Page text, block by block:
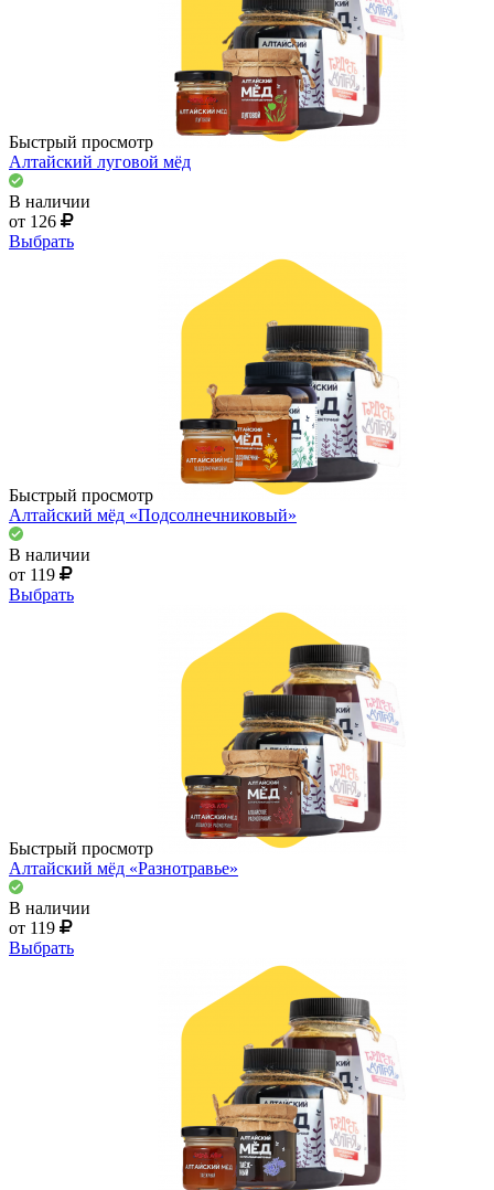
Быстрый просмотр
Алтайский луговой мёд
В наличии
от 126
Выбрать
Быстрый просмотр
Алтайский мёд «Подсолнечниковый»
В наличии
от 119
Выбрать
Быстрый просмотр
Алтайский мёд «Разнотравье»
В наличии
от 119
Выбрать